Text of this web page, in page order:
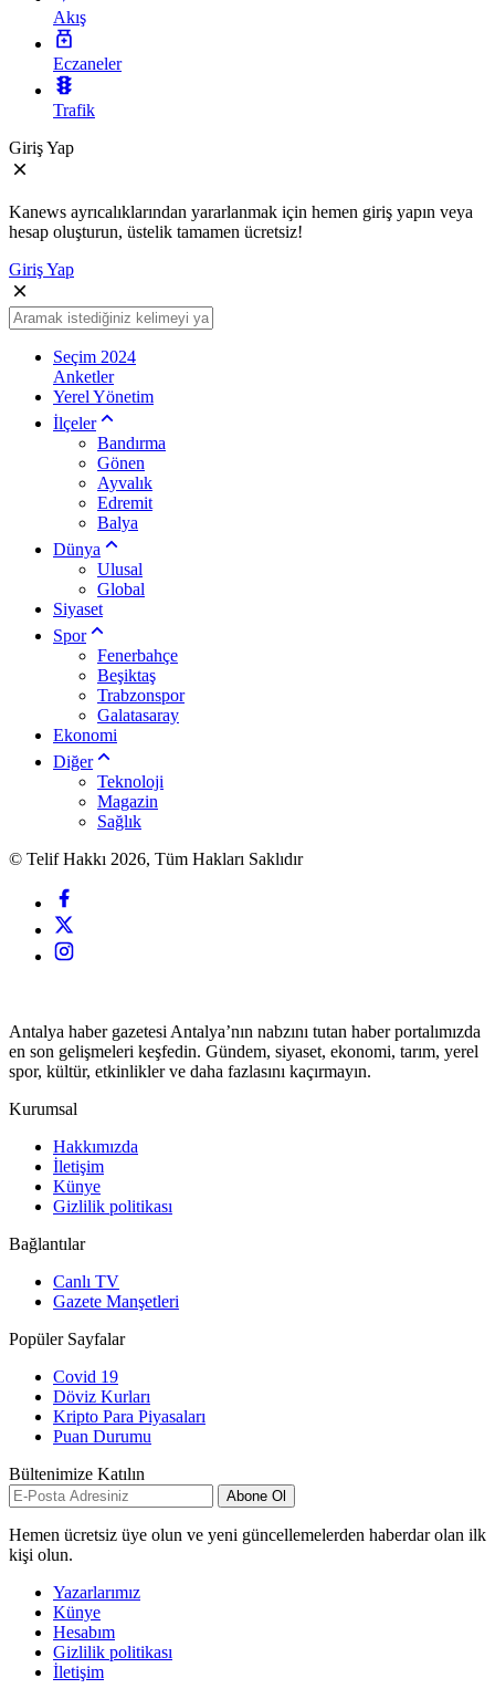
Akış
Eczaneler
Trafik
Giriş Yap
Kanews ayrıcalıklarından yararlanmak için hemen giriş yapın veya
hesap oluşturun, üstelik tamamen ücretsiz!
Giriş Yap
Seçim 2024
Anketler
Yerel Yönetim
İlçeler
Bandırma
Gönen
Ayvalık
Edremit
Balya
Dünya
Ulusal
Global
Siyaset
Spor
Fenerbahçe
Beşiktaş
Trabzonspor
Galatasaray
Ekonomi
Diğer
Teknoloji
Magazin
Sağlık
© Telif Hakkı 2026, Tüm Hakları Saklıdır
Antalya haber gazetesi Antalya’nın nabzını tutan haber portalımızda
en son gelişmeleri keşfedin. Gündem, siyaset, ekonomi, tarım, yerel
spor, kültür, etkinlikler ve daha fazlasını kaçırmayın.
Kurumsal
Hakkımızda
İletişim
Künye
Gizlilik politikası
Bağlantılar
Canlı TV
Gazete Manşetleri
Popüler Sayfalar
Covid 19
Döviz Kurları
Kripto Para Piyasaları
Puan Durumu
Bültenimize Katılın
Abone Ol
Hemen ücretsiz üye olun ve yeni güncellemelerden haberdar olan ilk
kişi olun.
Yazarlarımız
Künye
Hesabım
Gizlilik politikası
İletişim